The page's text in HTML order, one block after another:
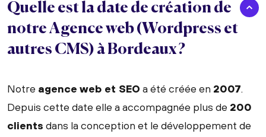
Quelle est la date de création de
notre Agence web (Wordpress et
autres CMS) à Bordeaux ?
Notre agence web et SEO a été créée en 2007.
Depuis cette date elle a accompagnée plus de 200
clients dans la conception et le développement de